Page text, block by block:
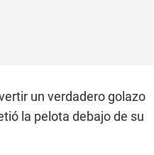
un verdadero golazo
la pelota debajo de su